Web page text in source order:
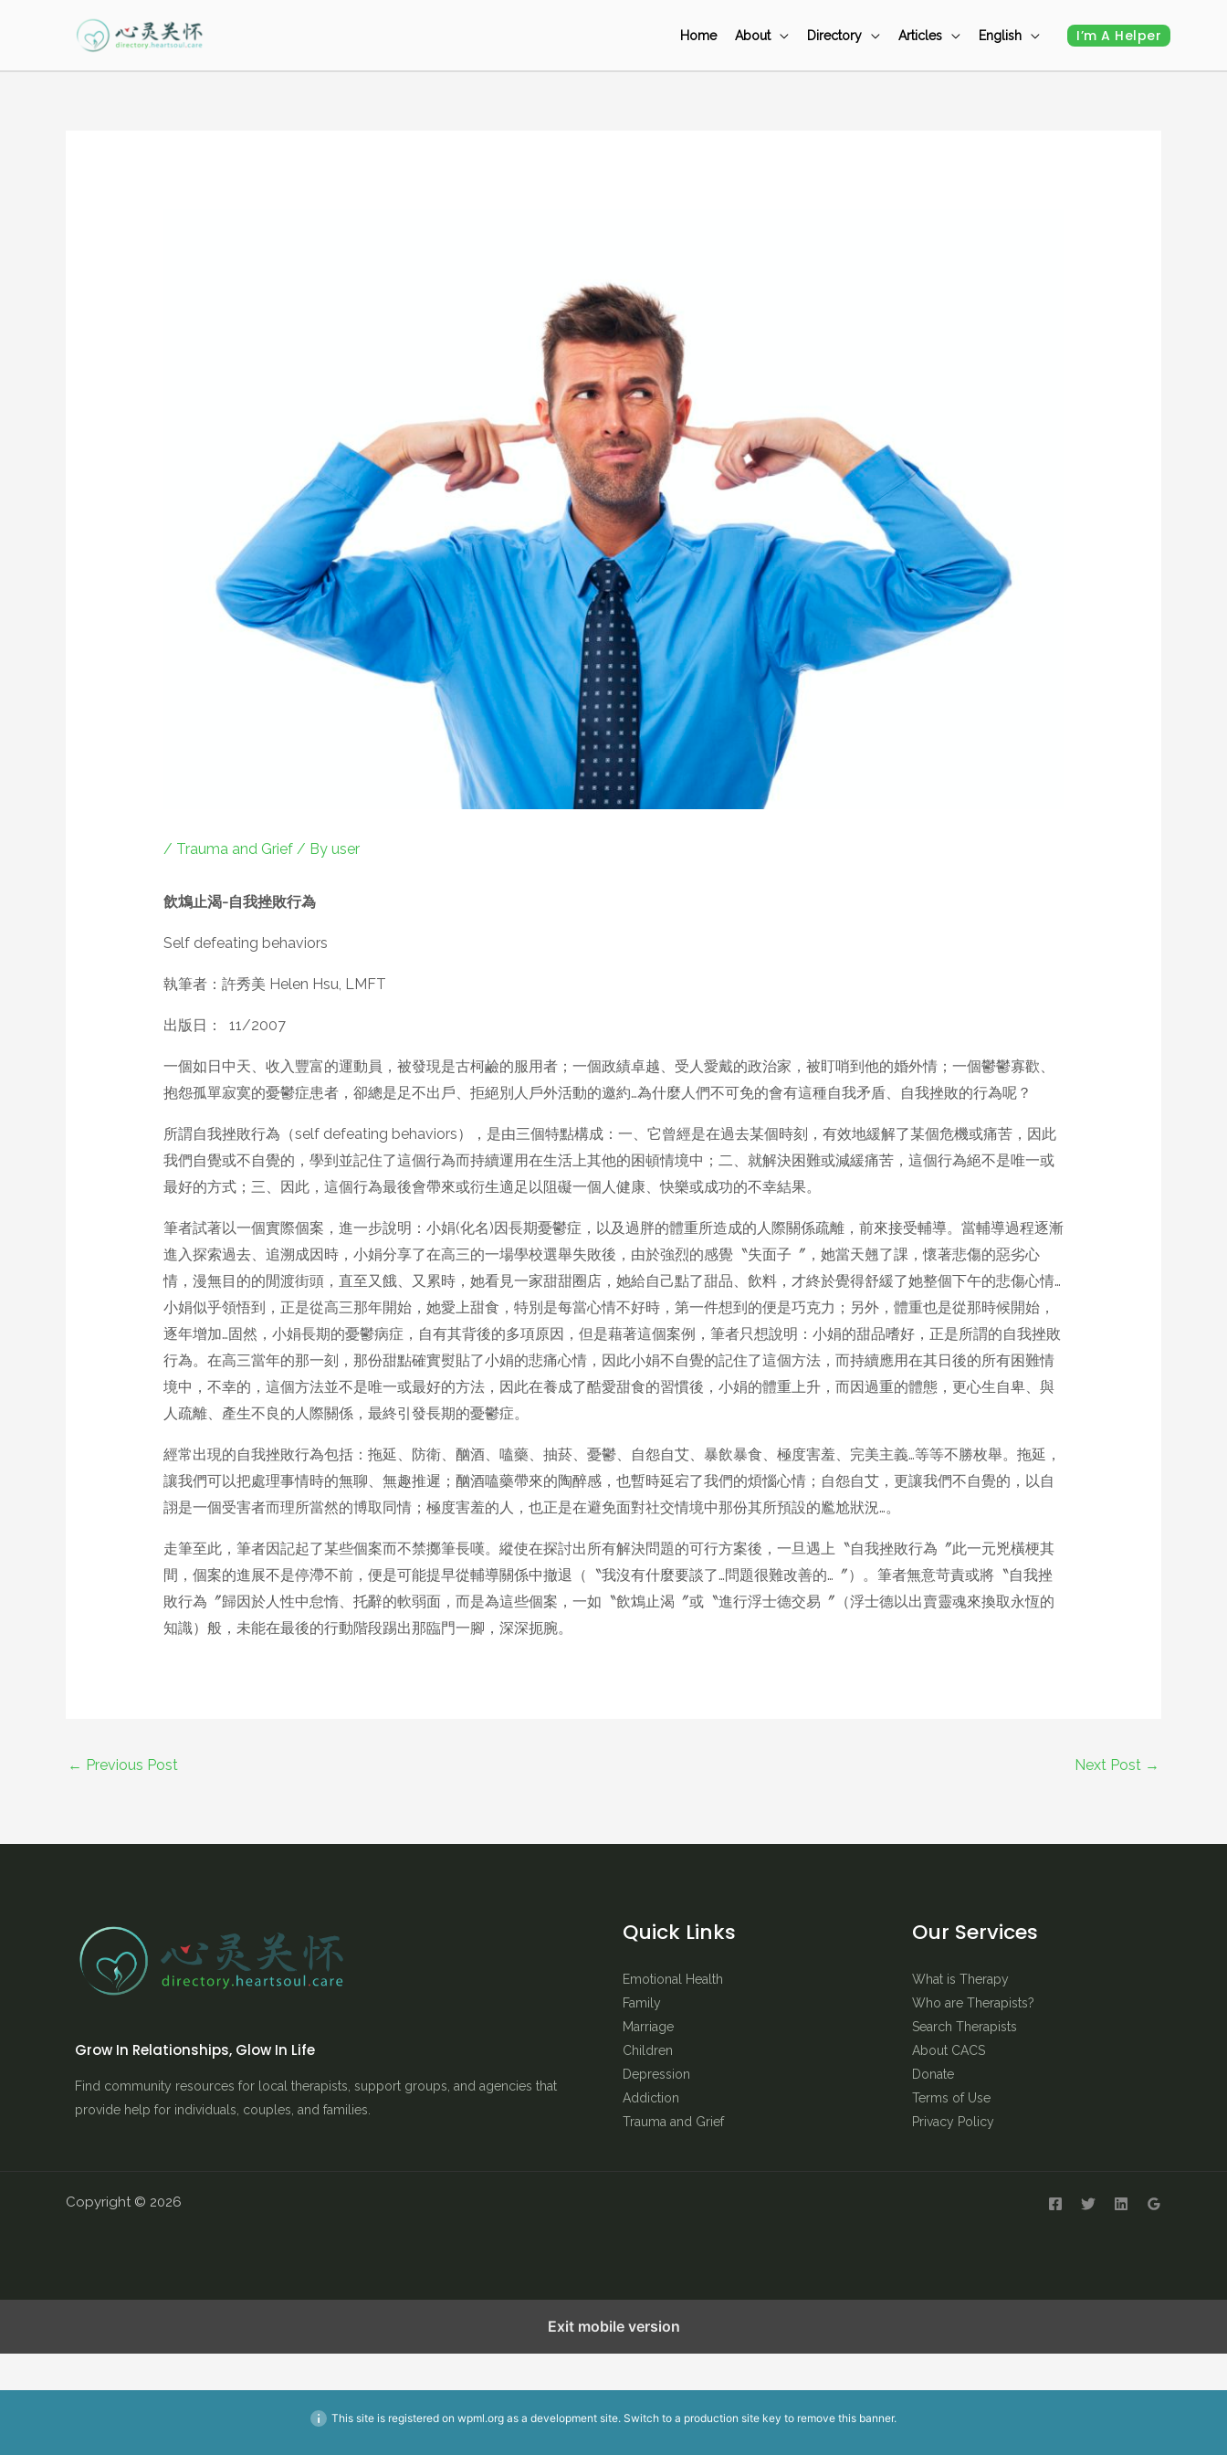
Home About Directory Articles English I’m A Helper
/ Trauma and Grief/ By user
飲鴆止渴-自我挫敗行為
Self defeating behaviors
執筆者：許秀美 Helen Hsu, LMFT
出版日： 11/2007
一個如日中天、收入豐富的運動員，被發現是古柯鹼的服用者；一個政績卓越、受人愛戴的政治家，被盯哨到他的婚外情；一個鬱鬱寡歡、
抱怨孤單寂寞的憂鬱症患者，卻總是足不出戶、拒絕別人戶外活動的邀約…為什麼人們不可免的會有這種自我矛盾、自我挫敗的行為呢？
所謂自我挫敗行為（self defeating behaviors），是由三個特點構成：一、它曾經是在過去某個時刻，有效地緩解了某個危機或痛苦，因此
我們自覺或不自覺的，學到並記住了這個行為而持續運用在生活上其他的困頓情境中；二、就解決困難或減緩痛苦，這個行為絕不是唯一或
最好的方式；三、因此，這個行為最後會帶來或衍生適足以阻礙一個人健康、快樂或成功的不幸結果。
筆者試著以一個實際個案，進一步說明：小娟(化名)因長期憂鬱症，以及過胖的體重所造成的人際關係疏離，前來接受輔導。當輔導過程逐漸
進入探索過去、追溯成因時，小娟分享了在高三的一場學校選舉失敗後，由於強烈的感覺〝失面子〞，她當天翹了課，懷著悲傷的惡劣心
情，漫無目的的閒渡街頭，直至又餓、又累時，她看見一家甜甜圈店，她給自己點了甜品、飲料，才終於覺得舒緩了她整個下午的悲傷心情…
小娟似乎領悟到，正是從高三那年開始，她愛上甜食，特別是每當心情不好時，第一件想到的便是巧克力；另外，體重也是從那時候開始，
逐年增加…固然，小娟長期的憂鬱病症，自有其背後的多項原因，但是藉著這個案例，筆者只想說明：小娟的甜品嗜好，正是所謂的自我挫敗
行為。在高三當年的那一刻，那份甜點確實熨貼了小娟的悲痛心情，因此小娟不自覺的記住了這個方法，而持續應用在其日後的所有困難情
境中，不幸的，這個方法並不是唯一或最好的方法，因此在養成了酷愛甜食的習慣後，小娟的體重上升，而因過重的體態，更心生自卑、與
人疏離、產生不良的人際關係，最終引發長期的憂鬱症。
經常出現的自我挫敗行為包括：拖延、防衛、酗酒、嗑藥、抽菸、憂鬱、自怨自艾、暴飲暴食、極度害羞、完美主義…等等不勝枚舉。拖延，
讓我們可以把處理事情時的無聊、無趣推遲；酗酒嗑藥帶來的陶醉感，也暫時延宕了我們的煩惱心情；自怨自艾，更讓我們不自覺的，以自
詡是一個受害者而理所當然的博取同情；極度害羞的人，也正是在避免面對社交情境中那份其所預設的尷尬狀況…。
走筆至此，筆者因記起了某些個案而不禁擲筆長嘆。縱使在探討出所有解決問題的可行方案後，一旦遇上〝自我挫敗行為〞此一元兇橫梗其
間，個案的進展不是停滯不前，便是可能提早從輔導關係中撤退（〝我沒有什麼要談了…問題很難改善的…〞）。筆者無意苛責或將〝自我挫
敗行為〞歸因於人性中怠惰、托辭的軟弱面，而是為這些個案，一如〝飲鴆止渴〞或〝進行浮士德交易〞（浮士德以出賣靈魂來換取永恆的
知識）般，未能在最後的行動階段踢出那臨門一腳，深深扼腕。
← Previous Post Next Post →
Grow In Relationships, Glow In Life
Find community resources for local therapists, support groups, and agencies that
provide help for individuals, couples, and families.
Quick Links
Emotional Health
Family
Marriage
Children
Depression
Addiction
Trauma and Grief
Our Services
What is Therapy
Who are Therapists?
Search Therapists
About CACS
Donate
Terms of Use
Privacy Policy
Copyright © 2026
Exit mobile version
English 繁體中文 简体中文
This site is registered on wpml.orgas a development site. Switch to a production site key to remove this banner.